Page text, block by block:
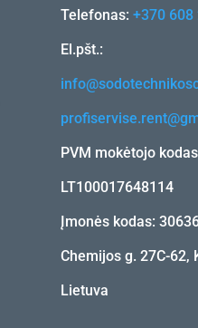
Telefonas:+370 608
El.pšt.:
PVM mokėtojo
LT100017648114
Įmonės kodas:
Chemijos g. 27C-62,
Lietuva